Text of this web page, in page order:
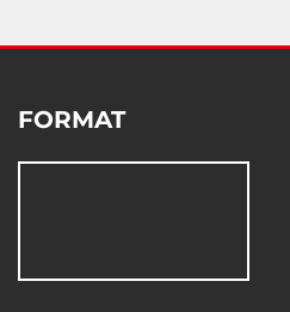
FORMAT